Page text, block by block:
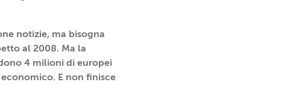
notizie, ma bisogna
al 2008. Ma la
4 milioni di europei
E non finisce